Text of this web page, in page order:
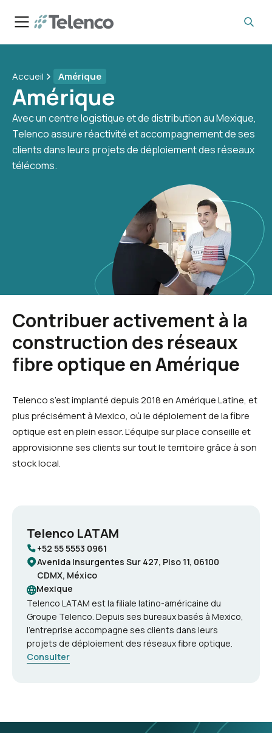
Accueil Amérique
Amérique
Avec un centre logistique et de distribution au Mexique,
Telenco assure réactivité et accompagnement de ses
clients dans leurs projets de déploiement des réseaux
télécoms.
Contribuer activement à la
construction des réseaux
fibre optique en Amérique
Telenco s’est implanté depuis 2018 en Amérique Latine, et
plus précisément à Mexico, où le déploiement de la fibre
optique est en plein essor. L’équipe sur place conseille et
approvisionne ses clients sur tout le territoire grâce à son
stock local.
Telenco LATAM
+52 55 5553 0961
Avenida Insurgentes Sur 427, Piso 11, 06100
CDMX, México
Mexique
Telenco LATAM est la filiale latino-américaine du
Groupe Telenco. Depuis ses bureaux basés à Mexico,
l’entreprise accompagne ses clients dans leurs
projets de déploiement des réseaux fibre optique.
Consulter